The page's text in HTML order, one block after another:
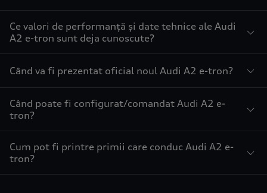
Ce valori de performanță și date tehnice ale Audi
A2 e-tron sunt deja cunoscute?
Când va fi prezentat oficial noul Audi A2 e-tron?
Când poate fi configurat/comandat Audi A2 e-
tron?
Cum pot fi printre primii care conduc Audi A2 e-
tron?